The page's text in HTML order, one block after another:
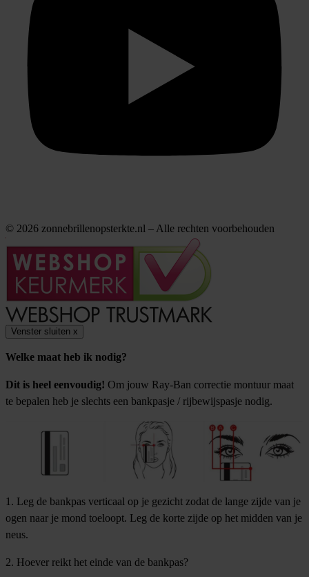
© 2026 zonnebrillenopsterkte.nl – Alle rechten voorbehouden
Venster sluiten x
Welke maat heb ik nodig?
Dit is heel eenvoudig! Om jouw Ray-Ban correctie montuur maat
te bepalen heb je slechts een bankpasje / rijbewijspasje nodig.
1. Leg de bankpas verticaal op je gezicht zodat de lange zijde van je
ogen naar je mond toeloopt. Leg de korte zijde op het midden van je
neus.
2. Hoever reikt het einde van de bankpas?